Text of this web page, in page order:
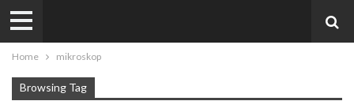
Home mikroskop
Browsing Tag